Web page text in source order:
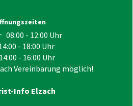
08:00 - 12:00 Uhr
- 18:00 Uhr
- 16:00 Uhr
Vereinbarung möglich!
Info Elzach